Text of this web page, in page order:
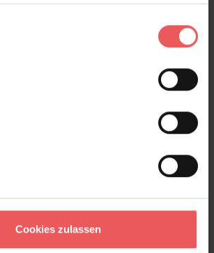
Cookies zulassen